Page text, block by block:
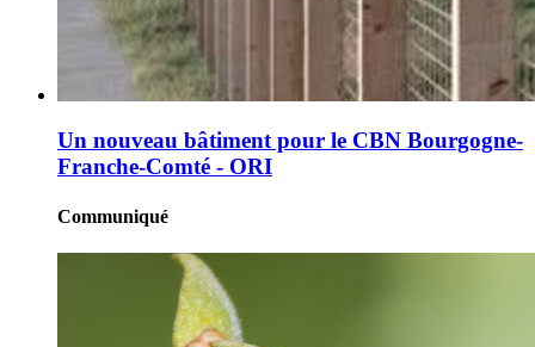
Un nouveau bâtiment pour le CBN Bourgogne-
Franche-Comté - ORI
Communiqué